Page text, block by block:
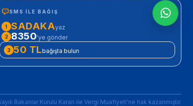
SMS ILE BAĞIŞ
1 SADAKAyaz
2 8350'ye gönder
3 50 TLbağışta bulun
Bakanlar Kurulu Kararı ile Vergi Muafiyeti'ne hak kazanmıştır.